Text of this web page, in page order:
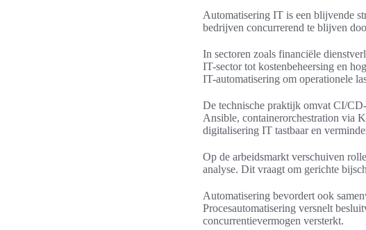
Automatisering IT is een blijvende
bedrijven concurrerend te blijven
In sectoren zoals financiële
IT-sector tot kostenbeheersing en
IT-automatisering om operationele
De technische praktijk omvat CI/
Ansible, containerorchestration via
digitalisering IT tastbaar en
Op de arbeidsmarkt verschuiven
analyse. Dit vraagt om gerichte
Automatisering bevordert ook
Procesautomatisering versnelt
concurrentievermogen versterkt.